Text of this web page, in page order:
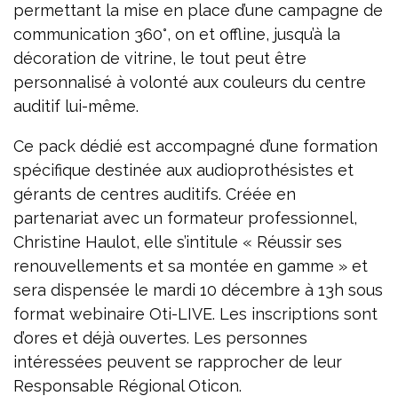
permettant la mise en place d’une campagne de
communication 360°, on et offline, jusqu’à la
décoration de vitrine, le tout peut être
personnalisé à volonté aux couleurs du centre
auditif lui-même.
Ce pack dédié est accompagné d’une formation
spécifique destinée aux audioprothésistes et
gérants de centres auditifs. Créée en
partenariat avec un formateur professionnel,
Christine Haulot, elle s’intitule « Réussir ses
renouvellements et sa montée en gamme » et
sera dispensée le mardi 10 décembre à 13h sous
format webinaire Oti-LIVE. Les inscriptions sont
d’ores et déjà ouvertes. Les personnes
intéressées peuvent se rapprocher de leur
Responsable Régional Oticon.